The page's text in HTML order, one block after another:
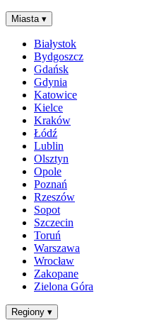
Miasta ▾
Białystok
Bydgoszcz
Gdańsk
Gdynia
Katowice
Kielce
Kraków
Łódź
Lublin
Olsztyn
Opole
Poznań
Rzeszów
Sopot
Szczecin
Toruń
Warszawa
Wrocław
Zakopane
Zielona Góra
Regiony ▾